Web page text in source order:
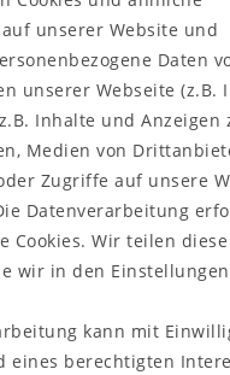
hat eine Sitzfläche aus
aus Holz.
Kleiderstangen sind aus
zum
B 45,7 x H 40,0 x T 32,0
unserer Website und
Daten
unserer Webseite (z.B.
Inhalte und Anzeigen
Medien von
Zugriffe auf unsere
Datenverarbeitung
Cookies. Wir teilen
wir in den Einstellungen
kann mit
eines berechtigten